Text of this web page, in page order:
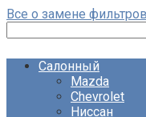
Перейти
контенту
Все о замене фильтров
Салонный
Mazda
Chevrolet
Ниссан